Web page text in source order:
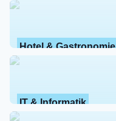
Hotel & Gastronomie
IT & Informatik